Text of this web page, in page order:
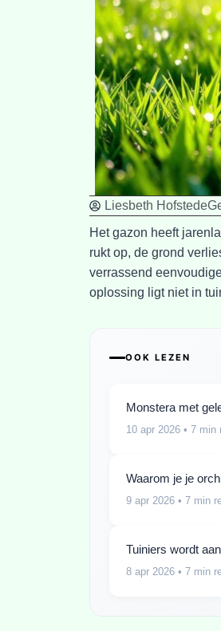
Liesbeth Hofstede
Het gazon heeft
rukt op, de grond
verrassend
oplossing ligt niet in
OOK LEZEN
Monstera met
10 apr 2026 • 7 min
Waarom je je
9 apr 2026 • 7 min
Tuiniers wordt
8 apr 2026 • 7 min